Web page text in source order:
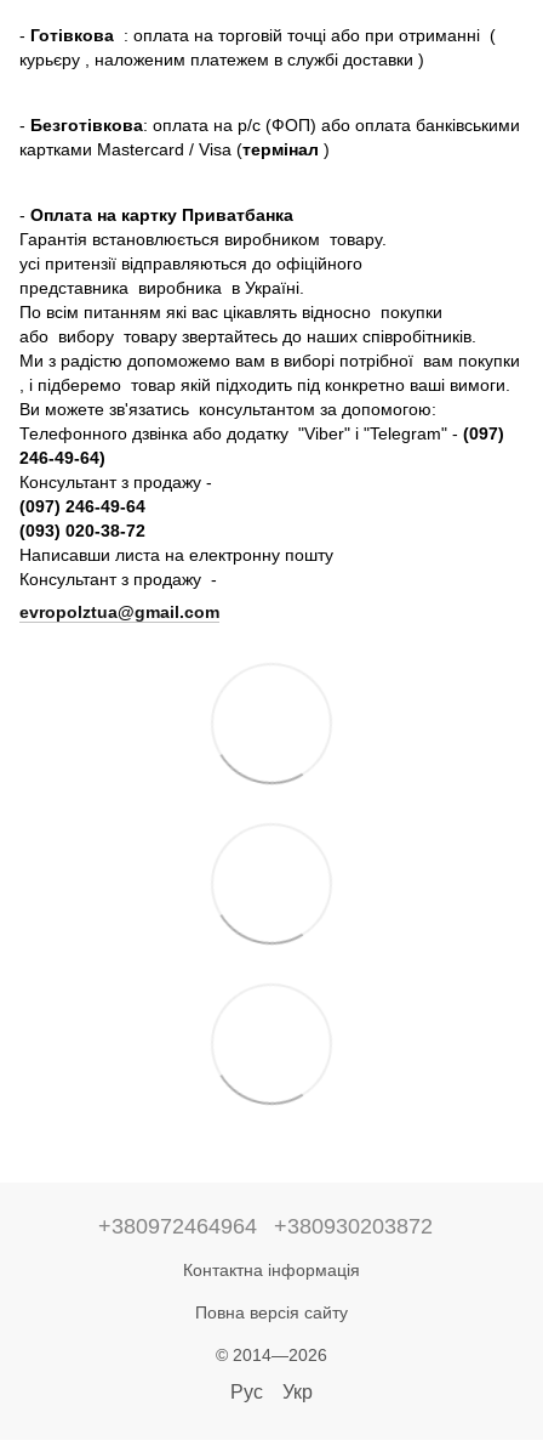
- Готівкова : оплата на торговій точці або при отриманні (
курьєру , наложеним платежем в службі доставки )
- Безготівкова: оплата на р/с (ФОП) або оплата банківськими
картками Mastercard / Visa (термінал )
- Оплата на картку Приватбанка
Гарантія встановлюється виробником товару.
усі притензії відправляються до офіційного
представника виробника в Україні.
По всім питанням які вас цікавлять відносно покупки
або вибору товару звертайтесь до наших співробітників.
Ми з радістю допоможемо вам в виборі потрібної вам покупки
, і підберемо товар якій підходить під конкретно ваші вимоги.
Ви можете зв'язатись консультантом за допомогою:
Телефонного дзвінка або додатку "Viber" і "Telegram" - (097)
246-49-64)
Консультант з продажу -
(097) 246-49-64
(093) 020-38-72
Написавши листа на електронну пошту
Консультант з продажу -
evropolztua@gmail.com
+380972464964 +380930203872
Контактна інформація
Повна версія сайту
© 2014—2026
Рус Укр